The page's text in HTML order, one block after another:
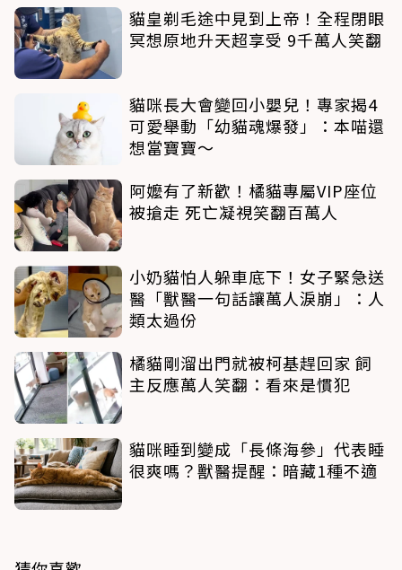
貓皇剃毛途中見到上帝！全程閉眼
冥想原地升天超享受 9千萬人笑翻
貓咪長大會變回小嬰兒！專家揭4
可愛舉動「幼貓魂爆發」：本喵還
想當寶寶～
阿嬤有了新歡！橘貓專屬VIP座位
被搶走 死亡凝視笑翻百萬人
小奶貓怕人躲車底下！女子緊急送
醫「獸醫一句話讓萬人淚崩」：人
類太過份
橘貓剛溜出門就被柯基趕回家 飼
主反應萬人笑翻：看來是慣犯
貓咪睡到變成「長條海參」代表睡
很爽嗎？獸醫提醒：暗藏1種不適